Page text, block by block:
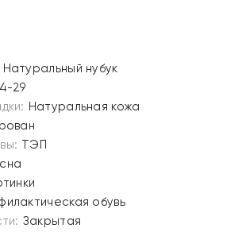
Натуральный нубук
29
Натуральная кожа
ТЭП
обувь
Закрытая